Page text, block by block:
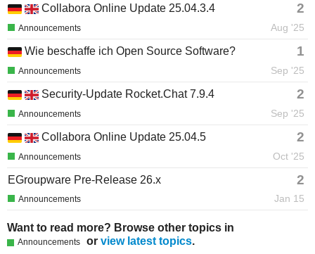
Collabora Online Update 25.04.3.4 2
Aug '25
Announcements
Wie beschaffe ich Open Source Software? 1
Sep '25
Announcements
Security-Update Rocket.Chat 7.9.4 2
Sep '25
Announcements
Collabora Online Update 25.04.5 2
Oct '25
Announcements
EGroupware Pre-Release 26.x 2
Jan 15
Announcements
Want to read more? Browse other topics in
Announcements or view latest topics.